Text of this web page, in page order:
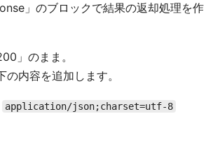
」のブロックで結果の返却処理を作
」のまま。
内容を追加します。
application/json;charset=utf-8